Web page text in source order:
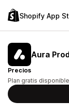
Shopify App
Aura
Precios
Plan gratis disponible